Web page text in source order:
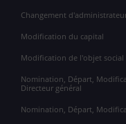
Changement
Modification du capital
Modification de l'objet social
Nomination, Départ,
Directeur général
Nomination, Départ,